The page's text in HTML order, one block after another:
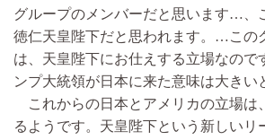
グループのメンバーだと思います…、
徳仁天皇陛下だと思われます。…この
は、天皇陛下にお仕えする立場なので
ンプ大統領が日本に来た意味は大きい
これからの日本とアメリカの立場は
るようです。天皇陛下という新しいリ